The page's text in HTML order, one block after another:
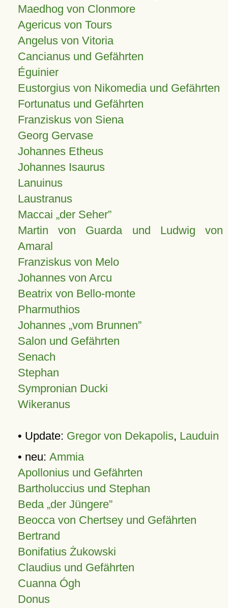
Maedhog von Clonmore
Agericus von Tours
Angelus von Vitoria
Cancianus und Gefährten
Éguinier
Eustorgius von Nikomedia und Gefährten
Fortunatus und Gefährten
Franziskus von Siena
Georg Gervase
Johannes Etheus
Johannes Isaurus
Lanuinus
Laustranus
Maccai „der Seher”
Martin von Guarda und Ludwig von
Amaral
Franziskus von Melo
Johannes von Arcu
Beatrix von Bello-monte
Pharmuthios
Johannes vom Brunnen
Salon und Gefährten
Senach
Stephan
Sympronian Ducki
Wikeranus
• Update: Gregor von Dekapolis, Lauduin
• neu: Ammia
Apollonius und Gefährten
Bartholuccius und Stephan
Beda „der Jüngere”
Beocca von Chertsey und Gefährten
Bertrand
Bonifatius Żukowski
Claudius und Gefährten
Cuanna Ógh
Donus